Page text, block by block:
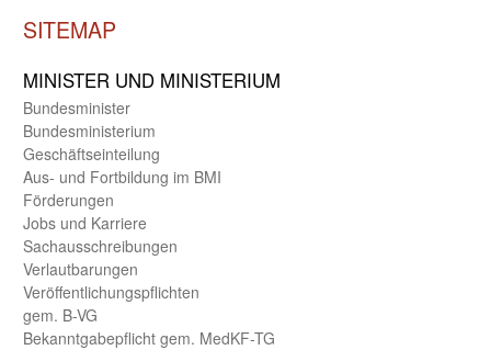
SITEMAP
MINISTER UND MINIST­ERIUM
Bundes­minister
Bundes­ministerium
Geschäfts­einteilung
Aus- und Fortbildung im BMI
Förderungen
Jobs und Karriere
Sachaus­schreibungen
Verlautbarungen
Veröffentlichungspflichten
gem. B-VG
Bekanntgabepflicht gem. MedKF-TG